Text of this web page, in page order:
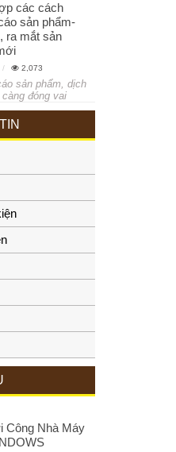
các cách
sản phẩm-
ra mắt sản
2,073
sản phẩm, dịch
đóng vai
Công Nhà Máy